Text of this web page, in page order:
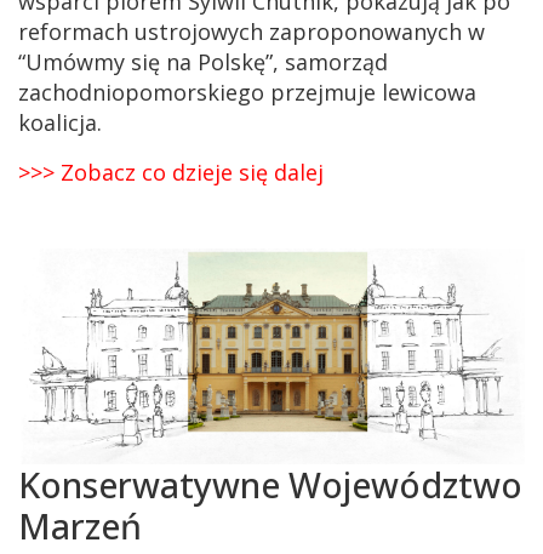
reformach ustrojowych zaproponowanych w
“Umówmy się na Polskę”, samorząd
zachodniopomorskiego przejmuje lewicowa
koalicja.
>>> Zobacz co dzieje się dalej
Konserwatywne Województwo
Marzeń